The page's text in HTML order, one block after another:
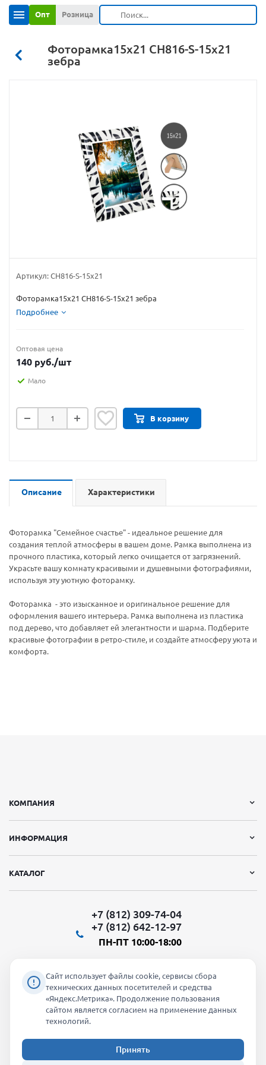
Опт Розница
Фоторамка15х21 CH816-S-15х21
зебра
Артикул: CH816-S-15х21
Фоторамка15х21 CH816-S-15х21 зебра
Подробнее
Оптовая цена
140 руб./шт
Мало
В корзину
Описание Характеристики
Фоторамка "Семейное счастье" - идеальное решение для
создания теплой атмосферы в вашем доме. Рамка выполнена из
прочного пластика, который легко очищается от загрязнений.
Украсьте вашу комнату красивыми и душевными фотографиями,
используя эту уютную фоторамку.
Фоторамка - это изысканное и оригинальное решение для
оформления вашего интерьера. Рамка выполнена из пластика
под дерево, что добавляет ей элегантности и шарма. Подберите
красивые фотографии в ретро-стиле, и создайте атмосферу уюта и
комфорта.
КОМПАНИЯ
ИНФОРМАЦИЯ
КАТАЛОГ
+7 (812) 309-74-04
+7 (812) 642-12-97
ПН-ПТ 10:00-18:00
Мы в социальных сетях:
2026 © "Молти" - оптовый магазин
Сайт использует файлы cookie, сервисы сбора
технических данных посетителей и средства
«Яндекс.Метрика». Продолжение пользования
сайтом является согласием на применение данных
технологий.
Принять